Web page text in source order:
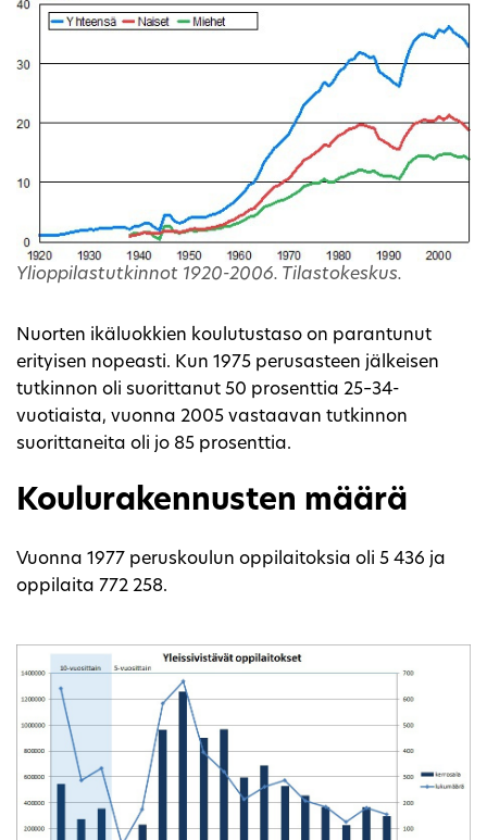
Ylioppilastutkinnot 1920-2006. Tilastokeskus.
Nuorten ikäluokkien koulutustaso on parantunut
erityisen nopeasti. Kun 1975 perusasteen jälkeisen
tutkinnon oli suorittanut 50 prosenttia 25–34-
vuotiaista, vuonna 2005 vastaavan tutkinnon
suorittaneita oli jo 85 prosenttia.
Koulurakennusten määrä
Vuonna 1977 peruskoulun oppilaitoksia oli 5 436 ja
oppilaita 772 258.